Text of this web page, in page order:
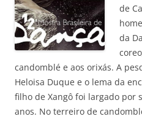
de
da
candomblé e aos orixás. A
Heloisa Duque e o lema da
filho de Xangô foi largado por
anos. No terreiro de